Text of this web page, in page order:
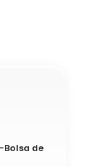
de